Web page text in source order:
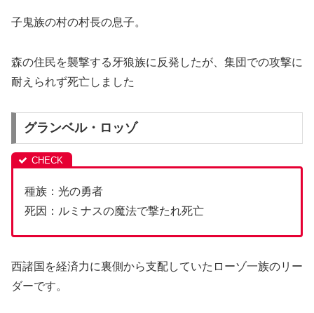
子鬼族の村の村長の息子。
森の住民を襲撃する牙狼族に反発したが、集団での攻撃に
耐えられず死亡しました
グランベル・ロッゾ
種族：光の勇者
死因：ルミナスの魔法で撃たれ死亡
西諸国を経済力に裏側から支配していたローゾ一族のリー
ダーです。